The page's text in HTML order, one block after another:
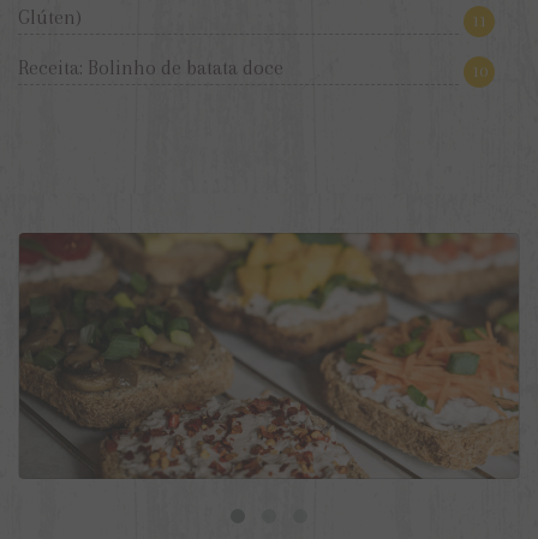
Glúten)
11
Receita: Bolinho de batata doce 10